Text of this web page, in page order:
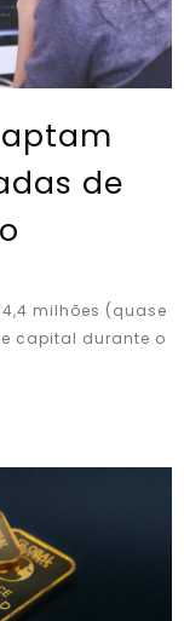
de
milhões (quase
capital durante o